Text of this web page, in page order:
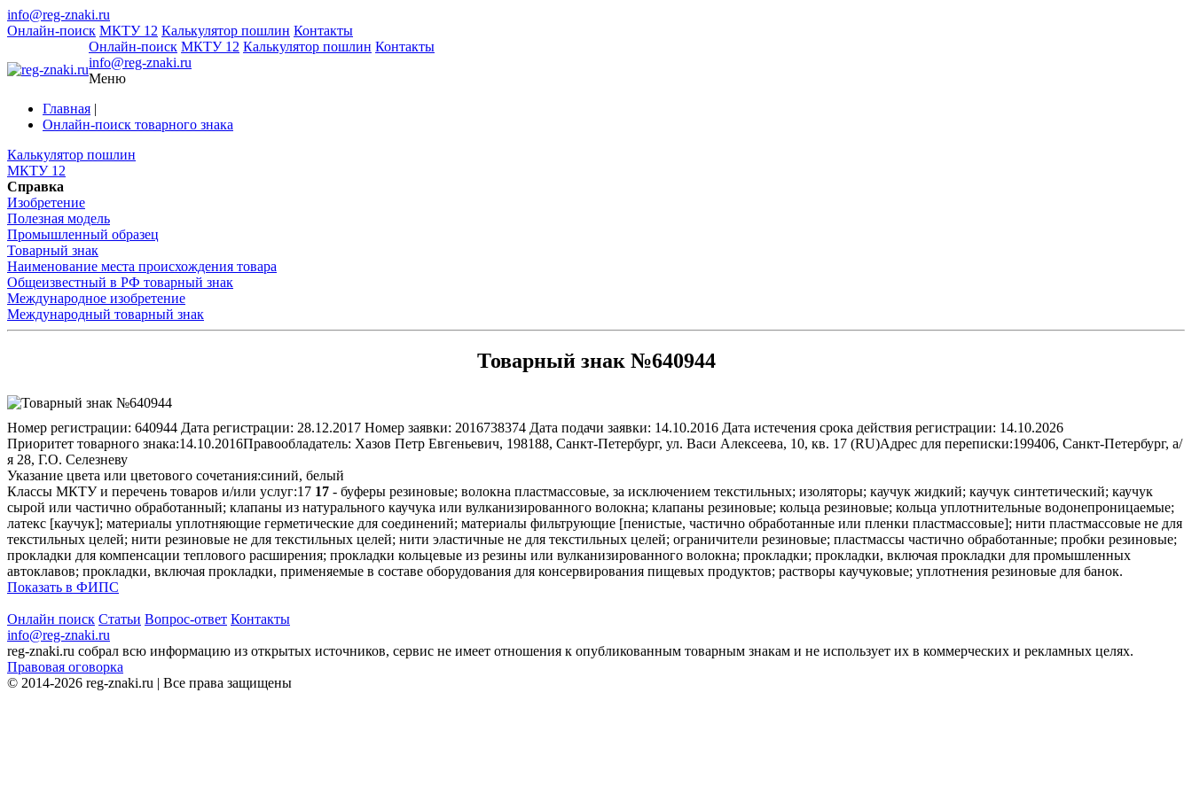
info@reg-znaki.ru
Онлайн-поиск МКТУ 12 Калькулятор пошлин Контакты
Онлайн-поиск МКТУ 12 Калькулятор пошлин Контакты
info@reg-znaki.ru
Меню
Главная |
Онлайн-поиск товарного знака
Калькулятор пошлин
МКТУ 12
Справка
Изобретение
Полезная модель
Промышленный образец
Товарный знак
Наименование места происхождения товара
Общеизвестный в РФ товарный знак
Международное изобретение
Международный товарный знак
Товарный знак №640944
Номер регистрации: 640944 Дата регистрации: 28.12.2017 Номер заявки: 2016738374 Дата подачи заявки: 14.10.2016 Дата истечения срока действия регистрации: 14.10.2026
Приоритет товарного знака:14.10.2016Правообладатель: Хазов Петр Евгеньевич, 198188, Санкт-Петербург, ул. Васи Алексеева, 10, кв. 17 (RU)Адрес для переписки:199406, Санкт-Петербург, а/
я 28, Г.О. Селезневу
Указание цвета или цветового сочетания:синий, белый
Классы МКТУ и перечень товаров и/или услуг:17 17 - буферы резиновые; волокна пластмассовые, за исключением текстильных; изоляторы; каучук жидкий; каучук синтетический; каучук
сырой или частично обработанный; клапаны из натурального каучука или вулканизированного волокна; клапаны резиновые; кольца резиновые; кольца уплотнительные водонепроницаемые;
латекс [каучук]; материалы уплотняющие герметические для соединений; материалы фильтрующие [пенистые, частично обработанные или пленки пластмассовые]; нити пластмассовые не для
текстильных целей; нити резиновые не для текстильных целей; нити эластичные не для текстильных целей; ограничители резиновые; пластмассы частично обработанные; пробки резиновые;
прокладки для компенсации теплового расширения; прокладки кольцевые из резины или вулканизированного волокна; прокладки; прокладки, включая прокладки для промышленных
автоклавов; прокладки, включая прокладки, применяемые в составе оборудования для консервирования пищевых продуктов; растворы каучуковые; уплотнения резиновые для банок.
Показать в ФИПС
Онлайн поиск Статьи Вопрос-ответ Контакты
info@reg-znaki.ru
reg-znaki.ru собрал всю информацию из открытых источников, сервис не имеет отношения к опубликованным товарным знакам и не использует их в коммерческих и рекламных целях.
Правовая оговорка
© 2014-2026 reg-znaki.ru | Все права защищены